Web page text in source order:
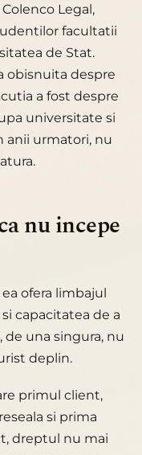
Legal,
facultatii
de Stat.
obisnuita despre
a fost despre
universitate si
anii urmatori, nu
nu incepe
ofera limbajul
capacitatea de a
una singura, nu
deplin.
primul client,
si prima
dreptul nu mai